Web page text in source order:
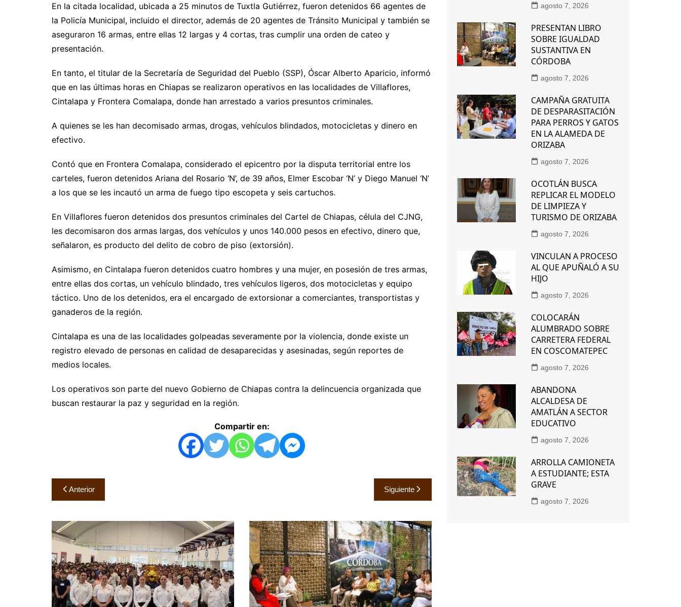
En la citada localidad, ubicada a 25 minutos de Tuxtla Gutiérrez, fueron detenidos 66 agentes de
la Policía Municipal, incluido el director, además de 20 agentes de Tránsito Municipal y también se
aseguraron 16 armas, entre ellas 12 largas y 4 cortas, tras cumplir una orden de cateo y
presentación.
En tanto, el titular de la Secretaría de Seguridad del Pueblo (SSP), Óscar Alberto Aparicio, informó
que en las últimas horas en Chiapas se realizaron operativos en las localidades de Villaflores,
Cintalapa y Frontera Comalapa, donde han arrestado a varios presuntos criminales.
A quienes se les han decomisado armas, drogas, vehículos blindados, motocicletas y dinero en
efectivo.
Contó que en Frontera Comalapa, considerado el epicentro por la disputa territorial entre los
carteles, fueron detenidos Ariana del Rosario ‘N’, de 39 años, Elmer Escobar ‘N’ y Diego Manuel ‘N’
a los que se les incautó un arma de fuego tipo escopeta y seis cartuchos.
En Villaflores fueron detenidos dos presuntos criminales del Cartel de Chiapas, célula del CJNG,
les decomisaron dos armas largas, dos vehículos y unos 140.000 pesos en efectivo, dinero que,
señalaron, es producto del delito de cobro de piso (extorsión).
Asimismo, en Cintalapa fueron detenidos cuatro hombres y una mujer, en posesión de tres armas,
entre ellas dos cortas, un vehículo blindado, tres vehículos ligeros, dos motocicletas y equipo
táctico. Uno de los detenidos, era el encargado de extorsionar a comerciantes, transportistas y
ganaderos de la región.
Cintalapa es una de las localidades golpeadas severamente por la violencia, donde existe un
registro elevado de personas en calidad de desaparecidas y asesinadas, según reportes de
medios locales.
Los operativos son parte del nuevo Gobierno de Chiapas contra la delincuencia organizada que
buscan restaurar la paz y seguridad en la región.
Compartir en:
Navegación
de
entradas
Anterior Siguiente
agosto 7, 2026
PRESENTAN LIBRO
SOBRE IGUALDAD
SUSTANTIVA EN
CÓRDOBA
agosto 7, 2026
CAMPAÑA GRATUITA
DE DESPARASITACIÓN
PARA PERROS Y GATOS
EN LA ALAMEDA DE
ORIZABA
agosto 7, 2026
OCOTLÁN BUSCA
REPLICAR EL MODELO
DE LIMPIEZA Y
TURISMO DE ORIZABA
agosto 7, 2026
VINCULAN A PROCESO
AL QUE APUÑALÓ A SU
HIJO
agosto 7, 2026
COLOCARÁN
ALUMBRADO SOBRE
CARRETERA FEDERAL
EN COSCOMATEPEC
agosto 7, 2026
ABANDONA
ALCALDESA DE
AMATLÁN A SECTOR
EDUCATIVO
agosto 7, 2026
ARROLLA CAMIONETA
A ESTUDIANTE; ESTA
GRAVE
agosto 7, 2026